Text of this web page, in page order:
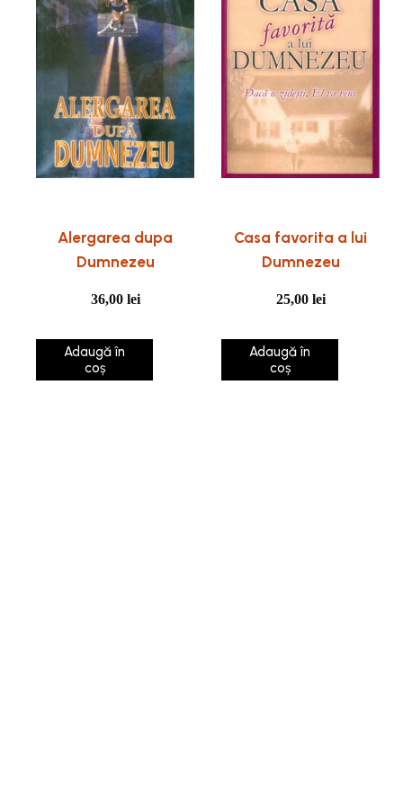
Alergarea dupa
Dumnezeu
36,00 lei
Adaugă în
coș
Casa favorita a lui
Dumnezeu
25,00 lei
Adaugă în
coș